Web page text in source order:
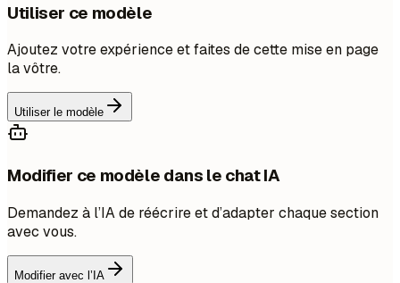
Utiliser ce modèle
Ajoutez votre expérience et faites de cette mise en page
la vôtre.
Utiliser le modèle
Modifier ce modèle dans le chat IA
Demandez à l’IA de réécrire et d’adapter chaque section
avec vous.
Modifier avec l’IA